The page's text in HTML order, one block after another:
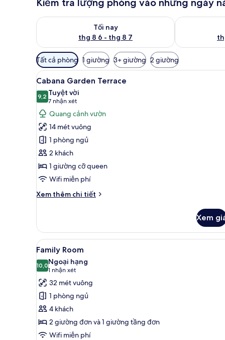
Tối nay
thg 8 6 - thg 8 7
Kiểm tra lượng phòng tối nay từ thg 8 6 - thg 8 7
Kiểm tra
Bộ
lọc
có
thể
dùng
để
lọc
tìm
phòng
Tất cả phòng 1 giường 3+ giường 2 giường
Xem
tất
cả
ảnh
Cabana
Garden
Terrace
Cabana Garden Terrace |
8
Cabana Garden Terrace
9,29,2 trên 10
Tuyệt vời
7 nhận xét
(7
nhận
xét)
Quang cảnh vườn
14 mét vuông
1 phòng ngủ
2 khách
1 giường cỡ queen
Wifi miễn phí
Xem thêm chi tiết
Chi
Cabana
Garden
Terrace
Xem
Xem
tất
cả
ảnh
Family
Room
Family Room | Bộ đồ giường
5
Family Room
10,010,0 trên 10
Ngoại hạng
1 nhận xét
(1
nhận
xét)
32 mét vuông
1 phòng ngủ
4 khách
2 giường đơn và 1 giường tầng đơn
Wifi miễn phí